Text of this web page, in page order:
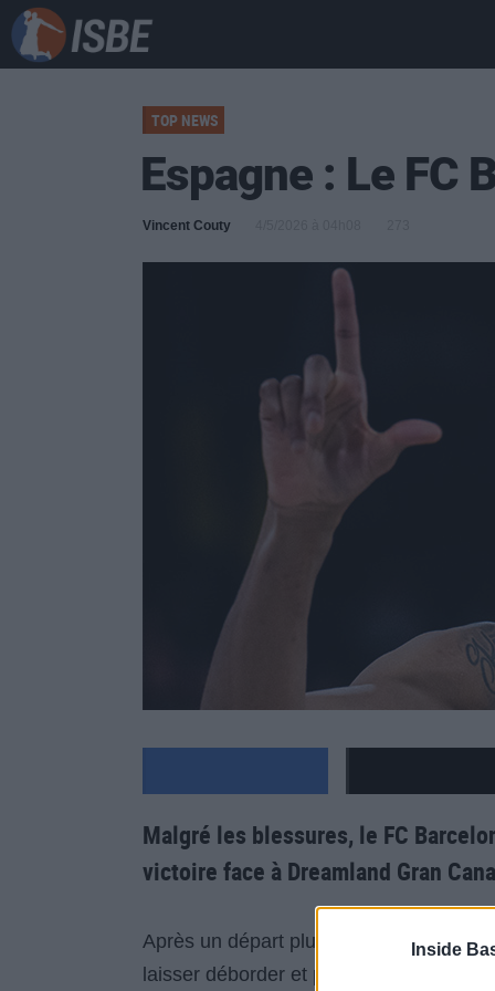
Inside
TOP NEWS
Espagne : Le FC
Vincent Couty
Malgré les blessures, le FC
victoire face à Dreamland Gran
Après un départ plutôt intéressant (9-
laisser déborder et perdre l’avantage